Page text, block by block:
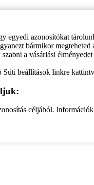
egyedi azonosítókat
bármikor megteheted
a vásárlási
Süti beállítások linkre
céljából.